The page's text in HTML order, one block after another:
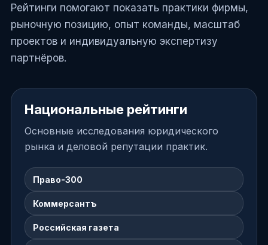
Рейтинги помогают показать практики фирмы,
рыночную позицию, опыт команды, масштаб
проектов и индивидуальную экспертизу
партнёров.
Национальные рейтинги
Основные исследования юридического
рынка и деловой репутации практик.
Право-300
Коммерсантъ
Российская газета